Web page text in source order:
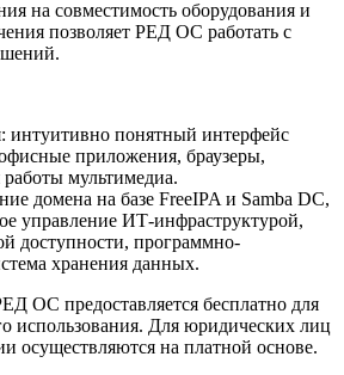
на совместимость оборудования и
позволяет РЕД ОС работать с
интуитивно понятный интерфейс
приложения, браузеры,
мультимедиа.
домена на базе FreeIPA и Samba DC,
управление ИТ-инфраструктурой,
доступности, программно-
хранения данных.
ОС предоставляется бесплатно для
использования. Для юридических лиц
осуществляются на платной основе.